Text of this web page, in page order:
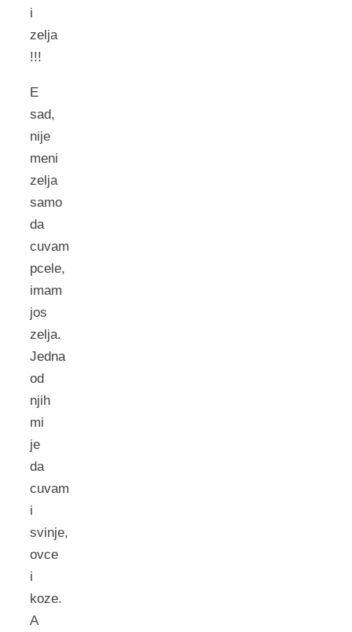
i
zelja
!!!
E
sad,
nije
meni
zelja
samo
da
cuvam
pcele,
imam
jos
zelja.
Jedna
od
njih
mi
je
da
cuvam
i
svinje,
ovce
i
koze.
A